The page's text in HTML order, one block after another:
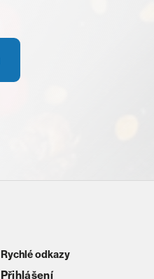
Rychlé odkazy
Přihlášení